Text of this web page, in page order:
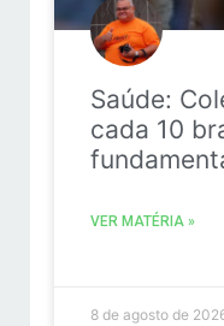
Saúde:
cada 10
VER MATÉRIA »
8 de agosto de